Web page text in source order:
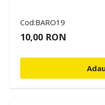
Cod:BARO19
10,00 RON